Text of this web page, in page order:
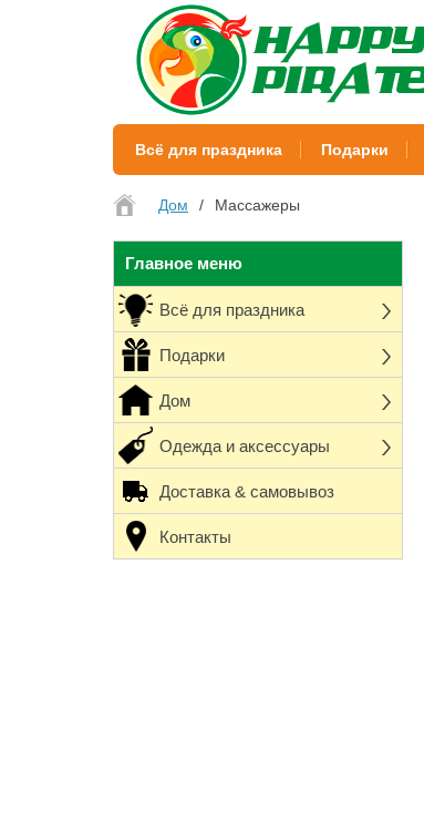
Всё для праздника Подарки
Дом Массажеры
Главное меню
Всё для праздника
Подарки
Дом
Одежда и аксессуары
Доставка & самовывоз
Контакты